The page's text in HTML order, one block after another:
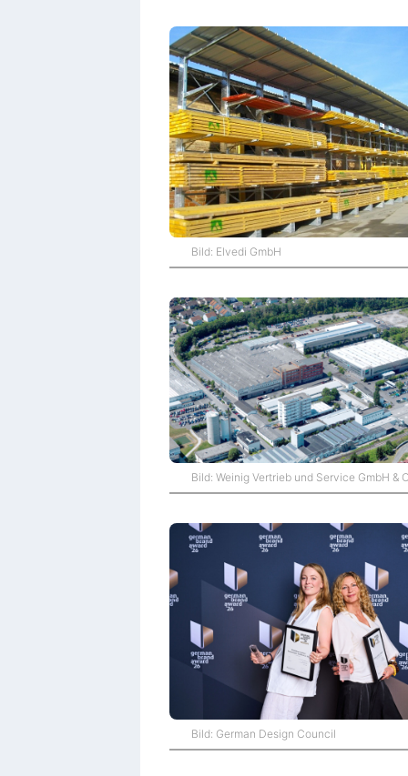
Bild: Elvedi GmbH
Bild: Weinig Vertrieb und Service GmbH &
Bild: German Design Council